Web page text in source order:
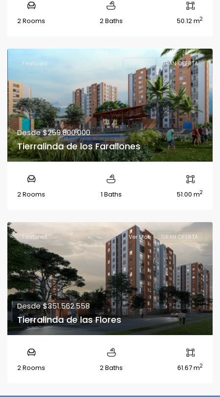
2 Rooms 2 Baths 50.12 m2
Featured Ver Más GRAN OFERTA
Desde$259.800.000
Tierralinda de los Farallones
2 Rooms 1 Baths 51.00 m2
Featured Ver Más GRAN OFERTA
Desde$351.562.558
Tierralinda de las Flores
2 Rooms 2 Baths 61.67 m2